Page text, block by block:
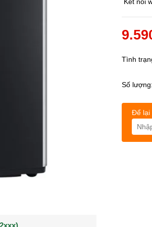
Tình
Số lượng:
Để lại